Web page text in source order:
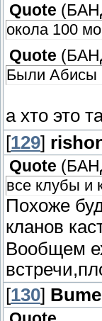
Quote (
окола 100
Quote (
Были Абисы
а хто это
[129]
Quote (
все клубы и
Похоже
кланов
Вообщем
[130]